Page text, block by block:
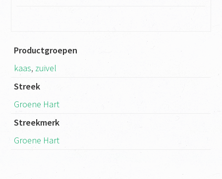
Productgroepen
kaas, zuivel
Streek
Groene Hart
Streekmerk
Groene Hart